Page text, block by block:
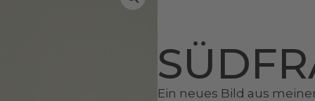
Ein neues Bild aus